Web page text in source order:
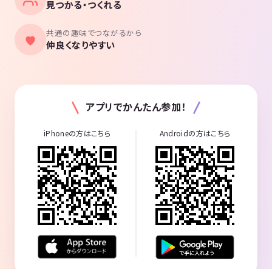
見つかる・つくれる
共通の趣味でつながるから
仲良くなりやすい
アプリでかんたん参加！
iPhoneの方はこちら Androidの方はこちら